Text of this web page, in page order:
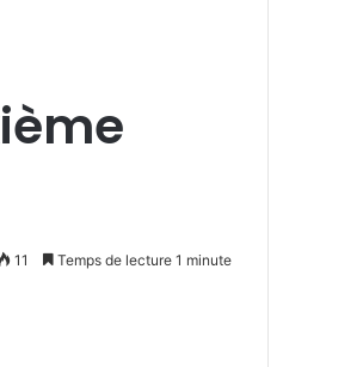
11 Temps de lecture 1 minute